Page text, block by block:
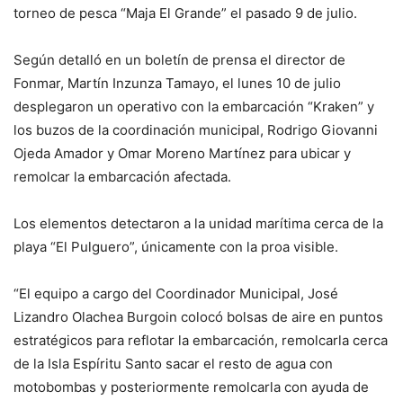
torneo de pesca “Maja El Grande” el pasado 9 de julio.
Según detalló en un boletín de prensa el director de
Fonmar, Martín Inzunza Tamayo, el lunes 10 de julio
desplegaron un operativo con la embarcación “Kraken” y
los buzos de la coordinación municipal, Rodrigo Giovanni
Ojeda Amador y Omar Moreno Martínez para ubicar y
remolcar la embarcación afectada.
Los elementos detectaron a la unidad marítima cerca de la
playa “El Pulguero”, únicamente con la proa visible.
“El equipo a cargo del Coordinador Municipal, José
Lizandro Olachea Burgoin colocó bolsas de aire en puntos
estratégicos para reflotar la embarcación, remolcarla cerca
de la Isla Espíritu Santo sacar el resto de agua con
motobombas y posteriormente remolcarla con ayuda de